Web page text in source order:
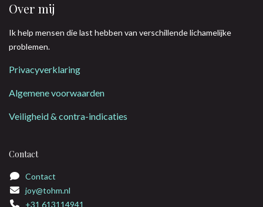
Over mij
Ik help mensen die last hebben van verschillende lichamelijke
problemen.
Privacyverklaring
Algemene voorwaarden
Veiligheid & contra-indicaties
Contact
Contact
joy@tohm.nl
+31 613114941